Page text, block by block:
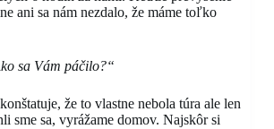
ani sa nám nezdalo, že máme toľko
sa Vám páčilo?“
že to vlastne nebola túra ale len
sme sa, vyrážame domov. Najskôr si